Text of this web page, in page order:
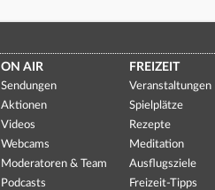
ON AIR
Sendungen
Aktionen
Videos
Webcams
Moderatoren & Team
Podcasts
FREIZEIT
Veranstaltungen
Spielplätze
Rezepte
Meditation
Ausflugsziele
Freizeit-Tipps